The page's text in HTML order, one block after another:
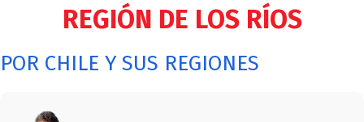
REGIÓN DE LOS RÍOS
POR CHILE Y SUS REGIONES